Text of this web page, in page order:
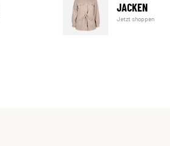
JACKEN
Jetzt shoppen